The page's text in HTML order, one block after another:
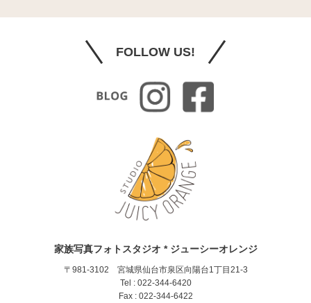
FOLLOW US!
家族写真フォトスタジオ * ジューシーオレンジ
〒981-3102 宮城県仙台市泉区向陽台1丁目21-3
Tel : 022-344-6420
Fax : 022-344-6422